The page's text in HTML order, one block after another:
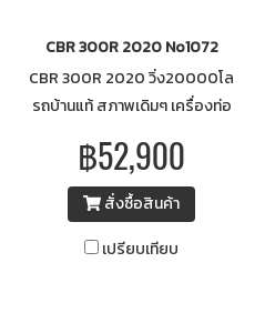
CBR 300R 2020 No1072
CBR 300R 2020 วิ่ง20000โล
รถบ้านแท้ สภาพเดิมๆ เครื่องท่อ
No1072 สอบถามโทร.064-
896-9262 ID: 0648969262
฿52,900
สั่งซื้อสินค้า
เปรียบเทียบ